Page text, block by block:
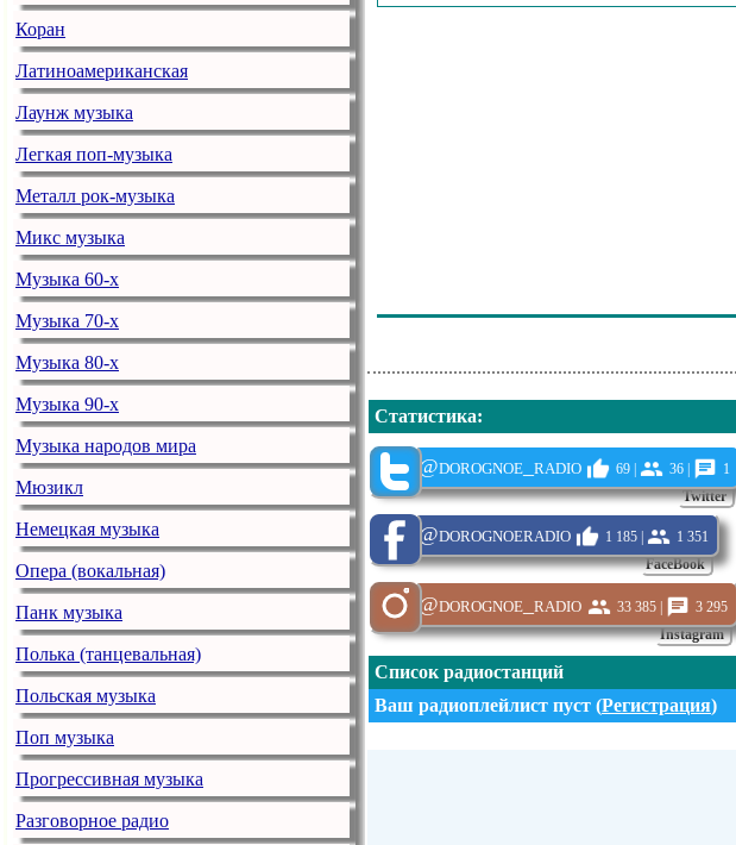
Коран
Латиноамериканская
Лаунж музыка
Легкая поп-музыка
Металл рок-музыка
Микс музыка
Музыка 60-х
Музыка 70-х
Музыка 80-х
Музыка 90-х
Музыка народов мира
Мюзикл
Немецкая музыка
Опера (вокальная)
Панк музыка
Полька (танцевальная)
Польская музыка
Поп музыка
Прогрессивная музыка
Разговорное радио
Статистика:
Twitter
@dorognoe_radio 69 | 36 | 1
FaceBook
@dorognoeradio 1 185 | 1 351
Instagram
@dorognoe_radio 33 385 | 3 295
Список радиостанций
Ваш радиоплейлист пуст (Регистрация)